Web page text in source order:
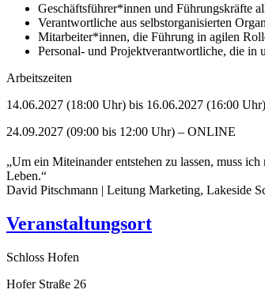
Geschäftsführer*innen und Führungskräfte
Verantwortliche aus selbstorganisierten
Mitarbeiter*innen, die Führung in agilen
Personal- und Projektverantwortliche, die in
Arbeitszeiten
14.06.2027 (18:00 Uhr) bis 16.06.2027 (16:00 Uhr)
24.09.2027 (09:00 bis 12:00 Uhr) – ONLINE
„Um ein Miteinander entstehen zu lassen, muss
Leben.“
David Pitschmann | Leitung Marketing, Lakeside
Veranstaltungsort
Schloss Hofen
Hofer Straße 26